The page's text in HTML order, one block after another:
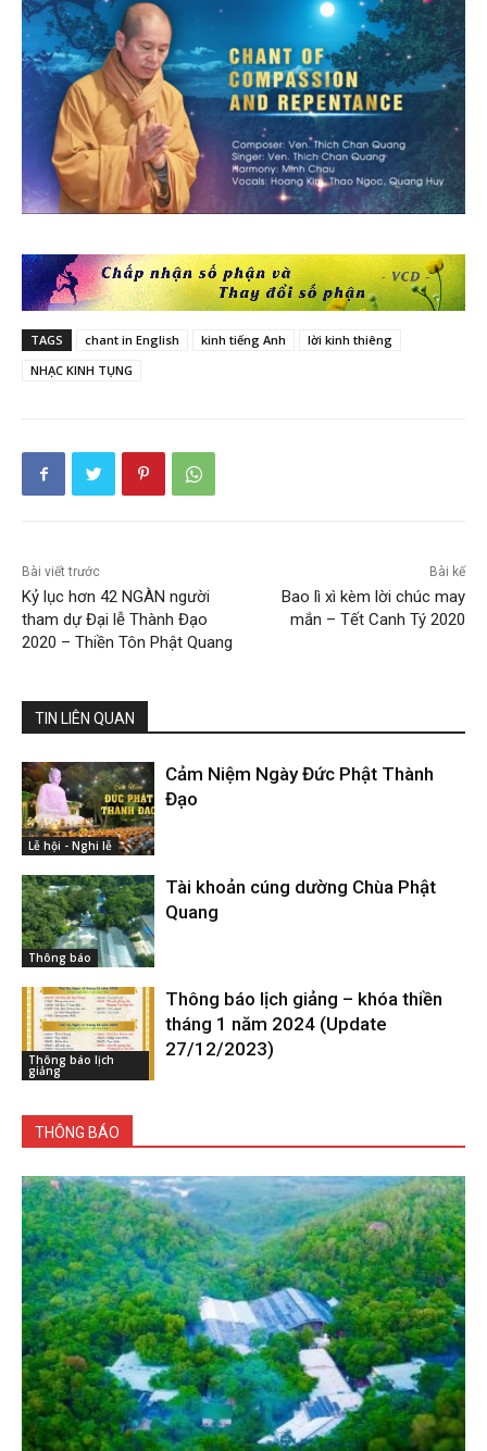
TAGS chant in English kinh tiếng Anh
lời kinh thiêng
NHẠC KINH TỤNG
Bài viết trước
Kỷ lục hơn 42 NGÀN người
tham dự Đại lễ Thành Đạo
2020 – Thiền Tôn Phật Quang
Bài kế
Bao lì xì kèm lời chúc may
mắn – Tết Canh Tý 2020
TIN LIÊN QUAN
Lễ hội - Nghi lễ
Cảm Niệm Ngày Đức Phật Thành
Đạo
Thông báo
Tài khoản cúng dường Chùa Phật
Quang
Thông báo lịch
giảng
Thông báo lịch giảng – khóa thiền
tháng 1 năm 2024 (Update
27/12/2023)
THÔNG BÁO